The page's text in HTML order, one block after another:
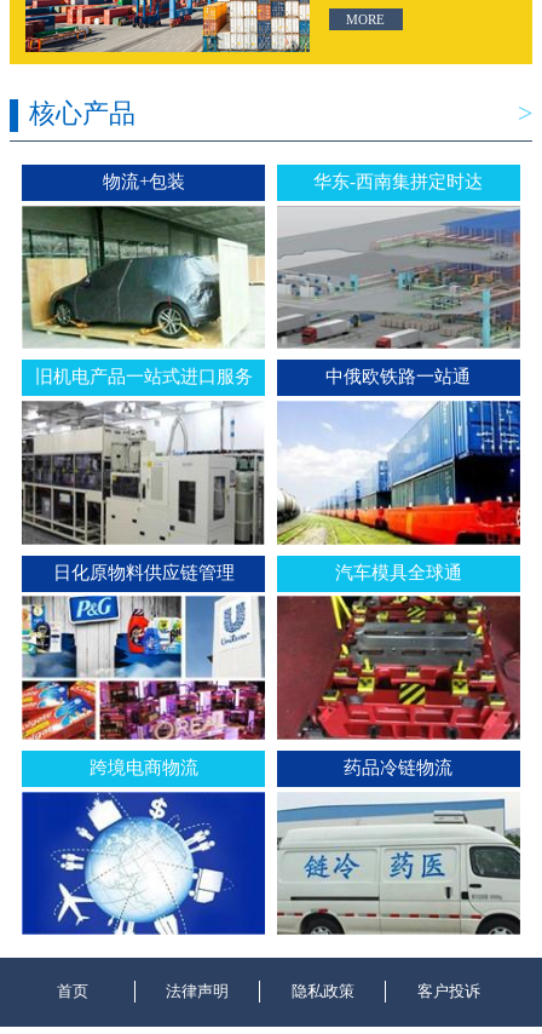
MORE
核心产品 >
物流+包装 华东-西南集拼定时达
旧机电产品一站式进口服务 中俄欧铁路一站通
日化原物料供应链管理 汽车模具全球通
跨境电商物流 药品冷链物流
首页 法律声明 隐私政策 客户投诉